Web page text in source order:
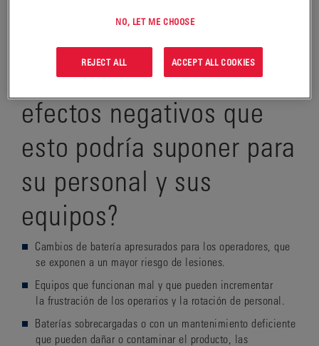
¿Ha pensado en los
efectos negativos que
esto podría suponer para
su personal y sus
equipos?
Cambios de batería apresurados para los operadores, que
se exponen a un mayor riesgo de lesiones
Equipos que funcionan mal y que pueden incrementar
la frustración de los operarios y la rotación de personal
Baterías sobrecargadas o con un mantenimiento deficiente
que pueden dañaro contaminar el producto, las
NO, LET ME CHOOSE
REJECT ALL ACCEPT ALL COOKIES